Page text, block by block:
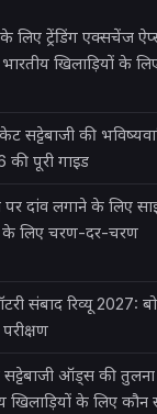
के लिए ट्रेंडिंग एक्सचेंज
खिलाड़ियों के
सट्टेबाजी की
की पूरी गाइड
दांव लगाने के लिए
लिए चरण-दर-चरण
संबाद रिव्यू 2027:
सट्टेबाजी ऑड्स की
खिलाड़ियों के लिए कौन